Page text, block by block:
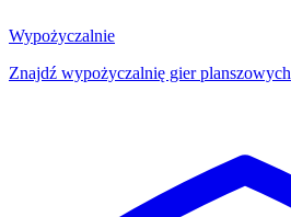
Wypożyczalnie
Znajdź wypożyczalnię gier planszowych